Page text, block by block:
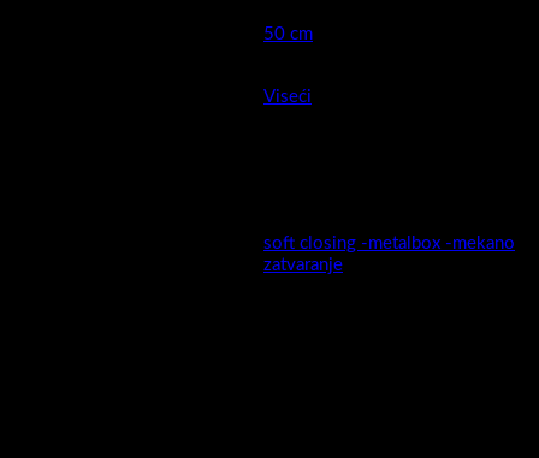
50 cm
Viseći
soft closing -metalbox -mekano
zatvaranje